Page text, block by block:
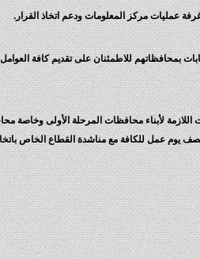
عمليات مركز المعلومات ودعم اتخاذ القرار.
بمحافظاتهم للاطمئنان على تقديم كافة العوامل
اللازمة لأبناء محافظات المرحلة الأولى وخاصة
يوم عمل للكافة مع مناشدة القطاع الخاص